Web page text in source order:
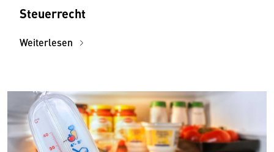
Steuerrecht
Weiterlesen